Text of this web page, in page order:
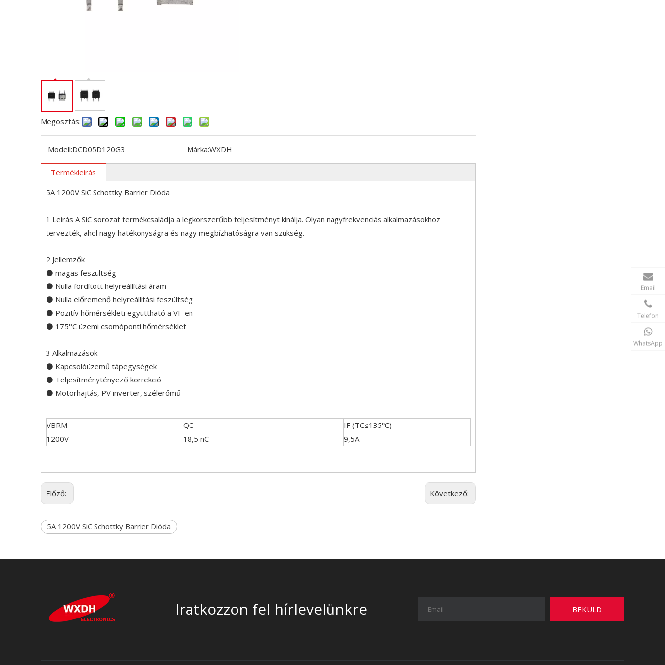
Megosztás:
Modell:DCD05D120G3 Márka:WXDH
Termékleírás
5A 1200V SiC Schottky Barrier Dióda
1 Leírás A SiC sorozat termékcsaládja a legkorszerűbb teljesítményt kínálja. Olyan nagyfrekvenciás alkalmazásokhoz
tervezték, ahol nagy hatékonyságra és nagy megbízhatóságra van szükség.
2 Jellemzők
⚫ magas feszültség
⚫ Nulla fordított helyreállítási áram
⚫ Nulla előremenő helyreállítási feszültség
⚫ Pozitív hőmérsékleti együttható a VF-en
⚫ 175°C üzemi csomóponti hőmérséklet
3 Alkalmazások
⚫ Kapcsolóüzemű tápegységek
⚫ Teljesítménytényező korrekció
⚫ Motorhajtás, PV inverter, szélerőmű
VBRM QC
IF (TC≤135℃)
1200V
18,5 nC 9,5A
Előző: Következő:
5A 1200V SiC Schottky Barrier Dióda
Iratkozzon fel hírlevelünkre BEKÜLD
Email
Telefon
WhatsApp